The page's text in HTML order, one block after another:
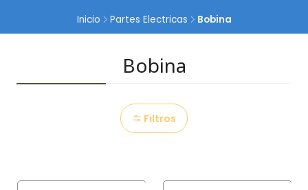
Inicio Partes Electricas Bobina
Bobina
Filtros